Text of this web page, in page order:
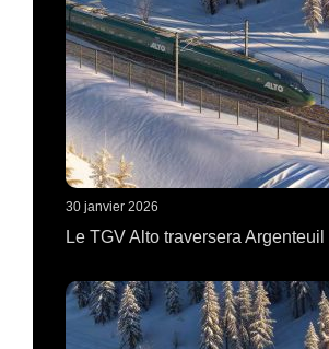
30 janvier 2026
Le TGV Alto traversera Argenteuil